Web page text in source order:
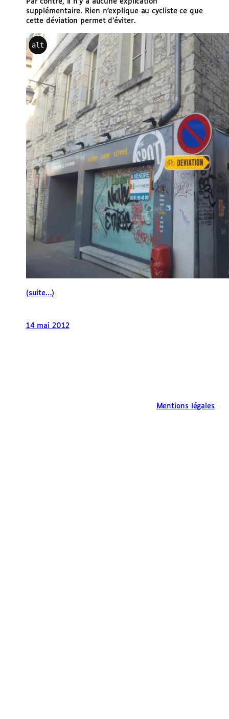
supplémentaire. Rien n’explique au cycliste ce que
cette déviation permet d’éviter.
alt
(suite…)
14 mai 2012
Mentions légales